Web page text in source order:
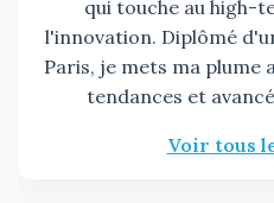
qui touche au high-
l'innovation. Diplômé
Paris, je mets ma plume
tendances et
Voir tous